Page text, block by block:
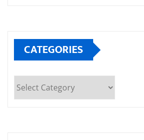
CATEGORIES
Categories